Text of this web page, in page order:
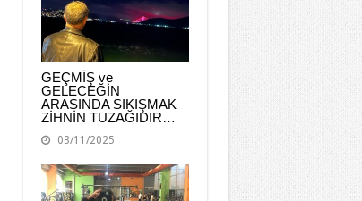
GEÇMİŞ ve
GELECEĞİN
ARASINDA SIKIŞMAK
ZİHNİN TUZAĞIDIR…
03/11/2025